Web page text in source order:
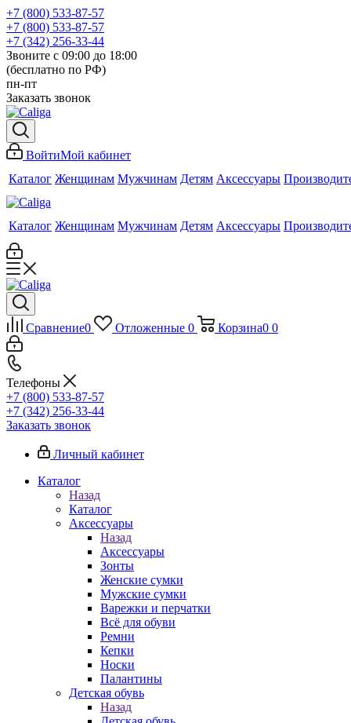
+7 (800) 533-87-57
+7 (800) 533-87-57
+7 (342) 256-33-44
Звоните с 09:00 до 18:00
(бесплатно по РФ)
пн-пт
Заказать звонок
ВойтиМой кабинет
Каталог Женщинам Мужчинам Детям Аксессуары
Каталог Женщинам Мужчинам Детям Аксессуары
Сравнение0 Отложенные 0 Корзина0 0
Телефоны
+7 (800) 533-87-57
+7 (342) 256-33-44
Заказать звонок
Личный кабинет
Каталог
Назад
Каталог
Аксессуары
Назад
Аксессуары
Зонты
Женские сумки
Мужские сумки
Варежки и перчатки
Всё для обуви
Ремни
Кепки
Носки
Палантины
Детская обувь
Назад